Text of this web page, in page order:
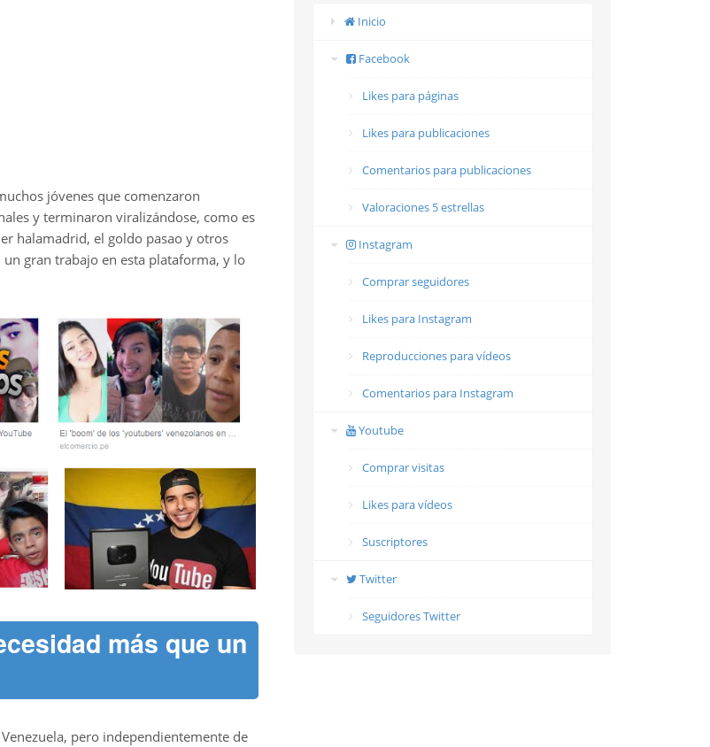
jóvenes que comenzaron
y terminaron viralizándose, como es
halamadrid, el goldo pasao y otros
gran trabajo en esta plataforma, y lo
más que un
pero independientemente de
Inicio
Facebook
Likes para páginas
Likes para publicaciones
Comentarios para publicaciones
Valoraciones 5 estrellas
Instagram
Comprar seguidores
Likes para Instagram
Reproducciones para vídeos
Comentarios para Instagram
Youtube
Comprar visitas
Likes para vídeos
Suscriptores
Twitter
Seguidores Twitter